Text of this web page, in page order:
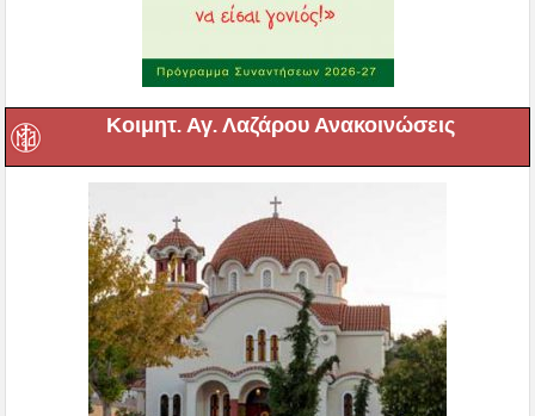
Κοιμητ. Αγ. Λαζάρου Ανακοινώσεις